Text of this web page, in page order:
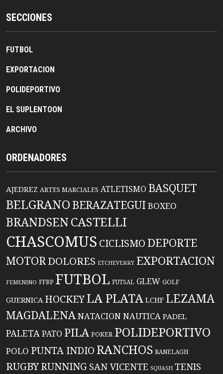
SECCIONES
FUTBOL
EXPORTACION
POLIDEPORTIVO
EL SUPLENTOON
ARCHIVO
ORDENADORES
AJEDREZ ARTES MARCIALES ATLETISMO BASQUET
BELGRANO BERAZATEGUIBOXEO
BRANDSENCASTELLI
CHASCOMUS CICLISMO DEPORTE
MOTORDOLORES ETCHEVERRY EXPORTACION
FEMENINO FFBP FUTBOL FUTSAL GLEW GOLF
GUERNICA HOCKEYLA PLATA LCHF LEZAMA
MAGDALENANATACIONNAUTICA PADEL
PALETAPATO PILA POKER POLIDEPORTIVO
POLO PUNTA INDIO RANCHOS RANELAGH
RUGBYRUNNING SAN VICENTE SQUASH TENIS